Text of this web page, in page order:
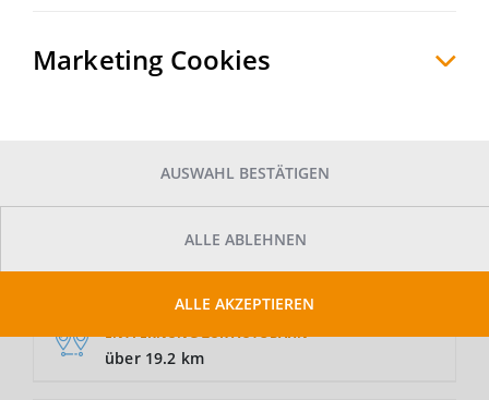
Auf Anfrage
ENTFERNUNG ZUR AUTOBAHN
über 19.2 km
Marketing Cookies
AUSWAHL BESTÄTIGEN
ALLE ABLEHNEN
ALLE AKZEPTIEREN